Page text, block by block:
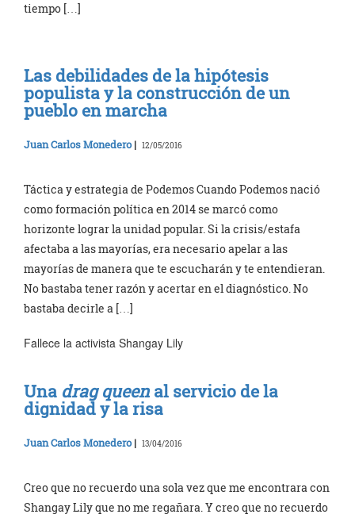
tiempo […]
Las debilidades de la hipótesis
populista y la construcción de un
pueblo en marcha
Juan Carlos Monedero| 12/05/2016
Táctica y estrategia de Podemos Cuando Podemos nació
como formación política en 2014 se marcó como
horizonte lograr la unidad popular. Si la crisis/estafa
afectaba a las mayorías, era necesario apelar a las
mayorías de manera que te escucharán y te entendieran.
No bastaba tener razón y acertar en el diagnóstico. No
bastaba decirle a […]
Fallece la activista Shangay Lily
Una drag queenal servicio de la
dignidad y la risa
Juan Carlos Monedero| 13/04/2016
Creo que no recuerdo una sola vez que me encontrara con
Shangay Lily que no me regañara. Y creo que no recuerdo